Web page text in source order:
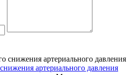
артериального давления